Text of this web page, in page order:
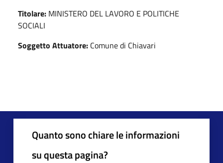
Titolare: MINISTERO DEL LAVORO E POLITICHE
SOCIALI
Soggetto Attuatore: Comune di Chiavari
Quanto sono chiare le informazioni
su questa pagina?